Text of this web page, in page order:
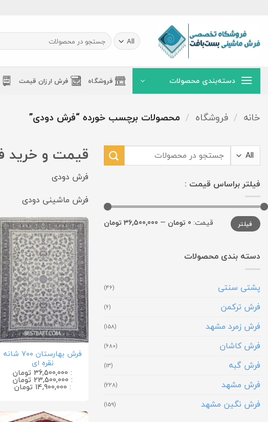
content
جستجو
برای:
دسته‌بندی محصولات فروشگاه فرش ارزان قیمت
خانه / فروشگاه / محصولات برچسب خورده “فرش دودی”
جستجو
برای:
فیلتر براساس قیمت :
حداقل
قیمت
حداکثر
قیمتفیلتر قیمت: 0 تومان — 36,500,000 تومان
دسته بندی محصولات
پشتی سنتی (46)
فرش ترکمن (6)
فرش زمرد مشهد (158)
فرش کاشان (680)
فرش گبه (13)
فرش مشهد (228)
فرش نگین مشهد (159)
قیمت و خرید
فرش دودی
فرش ماشینی دودی
فرش بهارستان ۷۰۰ شانه
نقره ای
: 36,500,000 تومان
: 23,500,000 تومان
: 14,900,000 تومان